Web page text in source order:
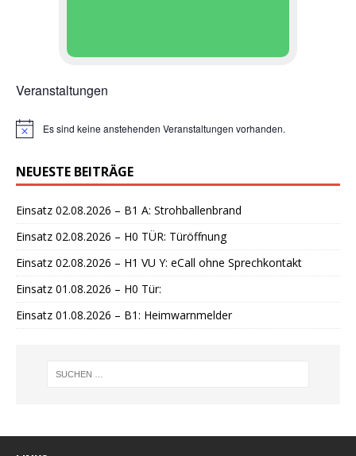
Veranstaltungen
H
w
e
s
Es sind keine anstehenden Veranstaltungen vorhanden.
NEUESTE BEITRÄGE
Einsatz 02.08.2026 – B1 A: Strohballenbrand
Einsatz 02.08.2026 – H0 TÜR: Türöffnung
Einsatz 02.08.2026 – H1 VU Y: eCall ohne Sprechkontakt
Einsatz 01.08.2026 – H0 Tür:
Einsatz 01.08.2026 – B1: Heimwarnmelder